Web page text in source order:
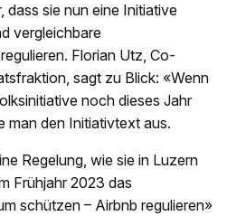
dass sie nun eine Initiative
vergleichbare
Florian Utz, Co-
sagt zu Blick: «Wenn
noch dieses Jahr
man den Initiativtext aus.
Regelung, wie sie in Luzern
Frühjahr 2023 das
schützen – Airbnb regulieren»